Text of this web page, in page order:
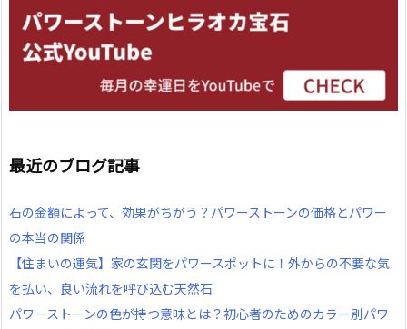
最近のブログ記事
石の金額によって、効果がちがう？パワーストーンの価格とパワー
の本当の関係
【住まいの運気】家の玄関をパワースポットに！外からの不要な気
を払い、良い流れを呼び込む天然石
パワーストーンの色が持つ意味とは？初心者のためのカラー別パワ